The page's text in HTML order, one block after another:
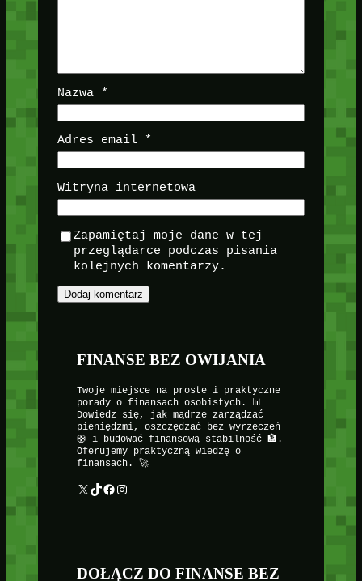
Nazwa *
Adres email *
Witryna internetowa
Zapamiętaj moje dane w tej
przeglądarce podczas pisania
kolejnych komentarzy.
FINANSE BEZ OWIJANIA
Twoje miejsce na proste i praktyczne
porady o finansach osobistych. 📊
Dowiedz się, jak mądrze zarządzać
pieniędzmi, oszczędzać bez wyrzeczeń
🛟 i budować finansową stabilność 🏦.
Oferujemy praktyczną wiedzę o
finansach. 🚀
X TikTok Facebook Instagram
DOŁĄCZ DO FINANSE BEZ